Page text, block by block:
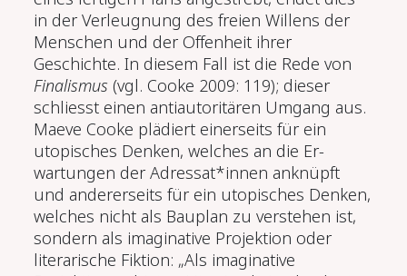
in der Verleugnung des freien Willens der
Menschen und der Offenheit ihrer
Geschichte. In diesem Fall ist die Rede von
Finalismus (vgl. Cooke 2009: 119); dieser
schliesst einen antiautoritären Umgang aus.
Maeve Cooke plädiert einerseits für ein
utopisches Denken, welches an die Er­
wartungen der Adressat*innen anknüpft
und andererseits für ein utopisches Denken,
welches nicht als Bauplan zu verstehen ist,
sondern als imagina­tive Projektion oder
literarische Fiktion: „Als imaginative